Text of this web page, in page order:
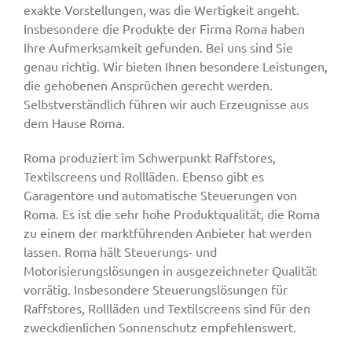
exakte Vorstellungen, was die Wertigkeit angeht.
Insbesondere die Produkte der Firma Roma haben
Ihre Aufmerksamkeit gefunden. Bei uns sind Sie
genau richtig. Wir bieten Ihnen besondere Leistungen,
die gehobenen Ansprüchen gerecht werden.
Selbstverständlich führen wir auch Erzeugnisse aus
dem Hause Roma.
Roma produziert im Schwerpunkt Raffstores,
Textilscreens und Rollläden. Ebenso gibt es
Garagentore und automatische Steuerungen von
Roma. Es ist die sehr hohe Produktqualität, die Roma
zu einem der marktführenden Anbieter hat werden
lassen. Roma hält Steuerungs- und
Motorisierungslösungen in ausgezeichneter Qualität
vorrätig. Insbesondere Steuerungslösungen für
Raffstores, Rollläden und Textilscreens sind für den
zweckdienlichen Sonnenschutz empfehlenswert.